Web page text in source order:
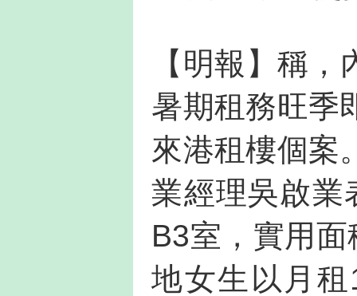
【明報】稱
暑期租務旺季
來港租樓個案
業經理吳啟業
B3室，實用
地女生以月